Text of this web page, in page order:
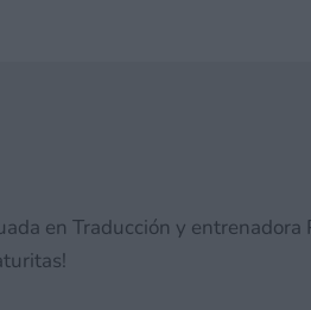
en Traducción y entrenadora